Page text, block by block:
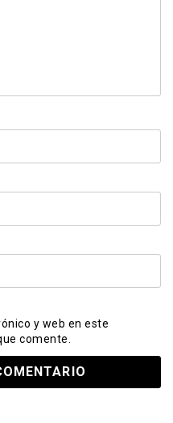
y web en este
comente.